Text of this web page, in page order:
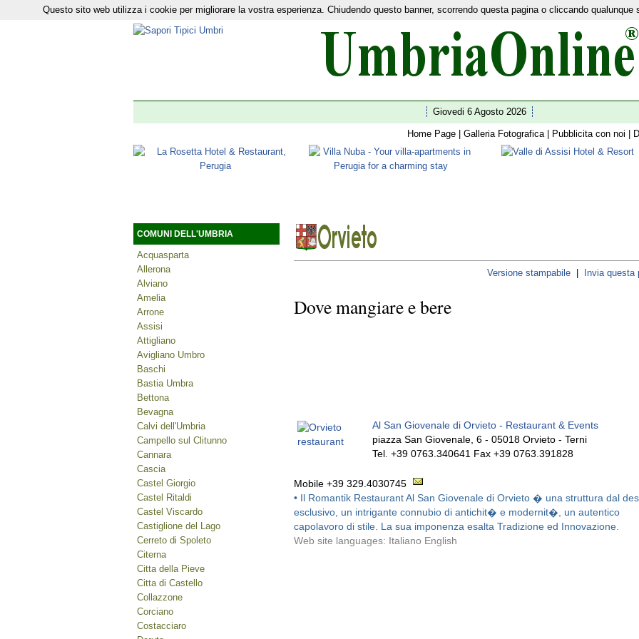
Il nostro network:Home Turismo| News|Ultim'ora|I 92 comuni|Guide|Shopping|Facebook|
Giovedi 6 Agosto 2026
Home Page Galleria Fotografica| Pubblicita con noi
Versione stampabile Invia questa
Dove mangiare e bere
Al San Giovenale di Orvieto - Restaurant & Events
piazza San Giovenale, 6 - 05018 Orvieto - Terni
Tel. +39 0763.340641 Fax +39 0763.391828
Mobile +39 329.4030745
• Il Romantik Restaurant Al San Giovenale di Orvieto � una struttura dal
esclusivo, un intrigante connubio di antichit� e modernit�, un autentico
capolavoro di stile. La sua imponenza esalta Tradizione ed Innovazione.
Web site languages: Italiano English
COMUNI DELL'UMBRIA
Acquasparta
Allerona
Alviano
Amelia
Arrone
Assisi
Attigliano
Avigliano Umbro
Baschi
Bastia Umbra
Bettona
Bevagna
Calvi dell'Umbria
Campello sul Clitunno
Cannara
Cascia
Castel Giorgio
Castel Ritaldi
Castel Viscardo
Castiglione del Lago
Cerreto di Spoleto
Citerna
Citta della Pieve
Citta di Castello
Collazzone
Corciano
Costacciaro
Questo sito web utilizza i cookie per migliorare la vostra esperienza. Chiudendo questo banner, scorrendo questa pagina o cliccando